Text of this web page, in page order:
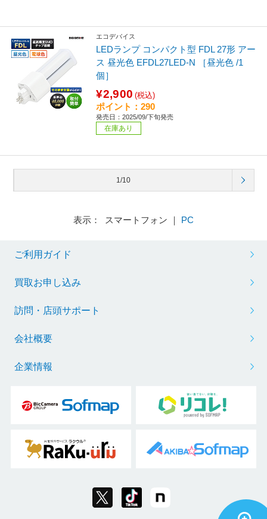
エコデバイス
LEDランプ コンパクト型 FDL 27形 アー
ス 昼光色 EFDL27LED-N ［昼光色 /1
個］
¥2,900 (税込)
ポイント：290
発売日：2025/09/下旬発売
在庫あり
1/10
表示： スマートフォン ｜ PC
ご利用ガイド
買取お申し込み
訪問・店頭サポート
会社概要
企業情報